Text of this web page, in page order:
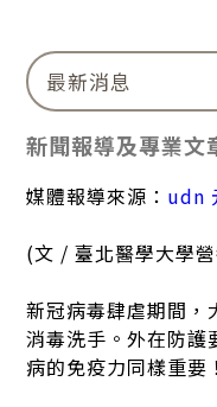
最新消息
新聞報導及專業文
媒體報導來源： udn
(文 / 臺北醫學大學
新冠病毒肆虐期間，
消毒洗手。外在防護
病的免疫力同樣重要！